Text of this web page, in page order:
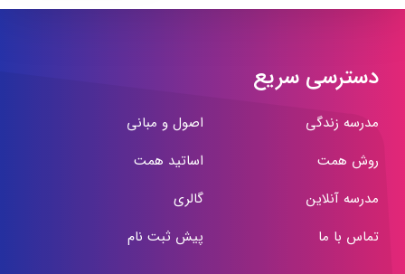
دسترسی سریع
مدرسه زندگی
اصول و مبانی
روش همت
اساتید همت
مدرسه آنلاین
گالری
تماس با ما
پیش ثبت نام